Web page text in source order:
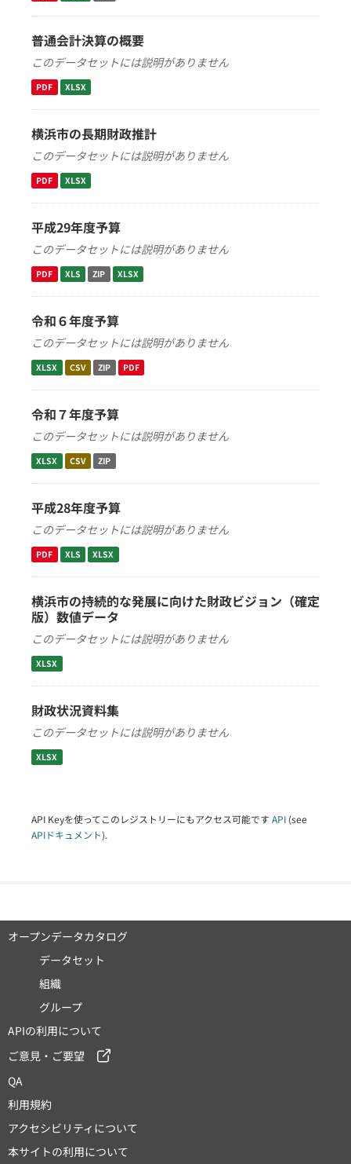
普通会計決算の概要
このデータセットには説明がありません
PDF XLSX
横浜市の長期財政推計
このデータセットには説明がありません
PDF XLSX
平成29年度予算
このデータセットには説明がありません
PDF XLS ZIP XLSX
令和６年度予算
このデータセットには説明がありません
XLSX CSV ZIP PDF
令和７年度予算
このデータセットには説明がありません
XLSX CSV ZIP
平成28年度予算
このデータセットには説明がありません
PDF XLS XLSX
横浜市の持続的な発展に向けた財政ビジョン（確定
版）数値データ
このデータセットには説明がありません
XLSX
財政状況資料集
このデータセットには説明がありません
XLSX
API Keyを使ってこのレジストリーにもアクセス可能です API (see
APIドキュメント).
オープンデータカタログ
データセット
組織
グループ
APIの利用について
ご意見・ご要望
QA
利用規約
アクセシビリティについて
本サイトの利用について